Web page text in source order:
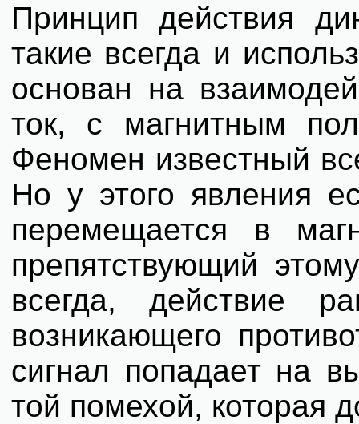
Принцип действия
такие всегда и
основан на
ток, с магнитным
Феномен известный
Но у этого явления
перемещается в
препятствующий
всегда, действие
возникающего
сигнал попадает на
той помехой, которая